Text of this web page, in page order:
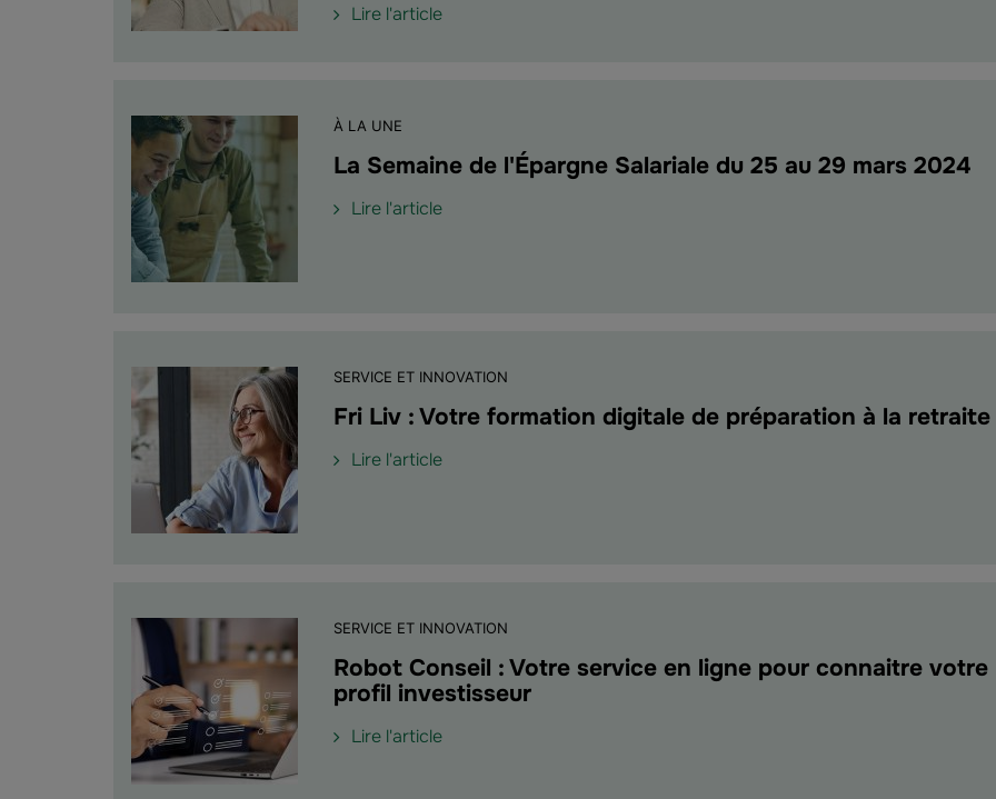
Lire l'articlede
d’intéressement
tout
À LA UNE
La Semaine de l'Épargne Salariale du 25 au 29 mars 2024
Lire l'articlede
du
au
SERVICE ET INNOVATION
Fri Liv : Votre formation digitale de préparation à la retraite
Lire l'articlede
digitale
préparation
à
SERVICE ET INNOVATION
Robot Conseil : Votre service en ligne pour connaitre votre
profil investisseur
Lire l'articlede